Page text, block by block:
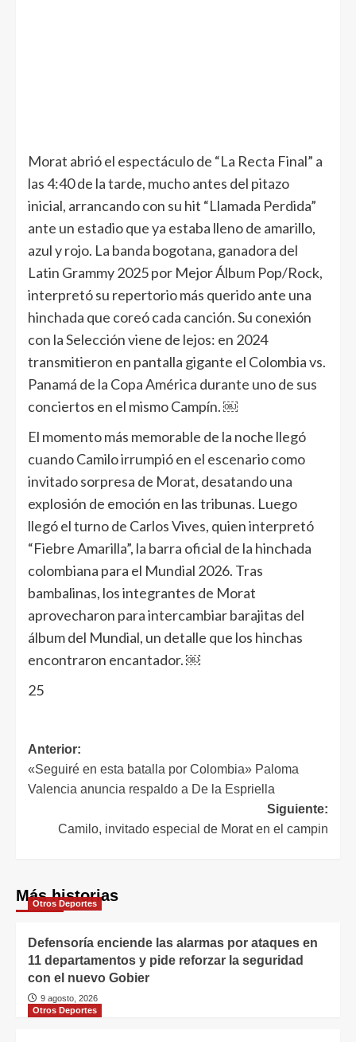
Morat abrió el espectáculo de “La Recta Final” a
las 4:40 de la tarde, mucho antes del pitazo
inicial, arrancando con su hit “Llamada Perdida”
ante un estadio que ya estaba lleno de amarillo,
azul y rojo. La banda bogotana, ganadora del
Latin Grammy 2025 por Mejor Álbum Pop/Rock,
interpretó su repertorio más querido ante una
hinchada que coreó cada canción. Su conexión
con la Selección viene de lejos: en 2024
transmitieron en pantalla gigante el Colombia vs.
Panamá de la Copa América durante uno de sus
conciertos en el mismo Campín. ￼
El momento más memorable de la noche llegó
cuando Camilo irrumpió en el escenario como
invitado sorpresa de Morat, desatando una
explosión de emoción en las tribunas. Luego
llegó el turno de Carlos Vives, quien interpretó
“Fiebre Amarilla”, la barra oficial de la hinchada
colombiana para el Mundial 2026. Tras
bambalinas, los integrantes de Morat
aprovecharon para intercambiar barajitas del
álbum del Mundial, un detalle que los hinchas
encontraron encantador. ￼
25
Anterior:
«Seguiré en esta batalla por Colombia» Paloma
Valencia anuncia respaldo a De la Espriella
Siguiente:
Camilo, invitado especial de Morat en el campin
Más historias
Otros Deportes
Defensoría enciende las alarmas por ataques en
11 departamentos y pide reforzar la seguridad
con el nuevo Gobier
9 agosto, 2026
Otros Deportes